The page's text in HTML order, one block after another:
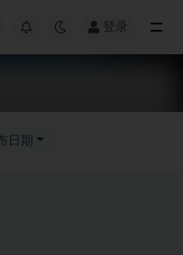
登录
日期